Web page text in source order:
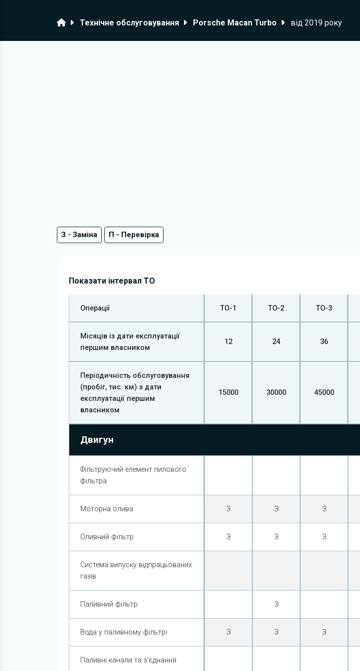
ГоловнаТехнічне обслуговування Porsche Macan Turbo від 2019 року
З - Заміна П - Перевірка
Показати інтервал ТО
Операції ТО-1 ТО-2 ТО-3
Місяців із дати експлуатації
першим власником
12 24 36
Періодичність обслуговування
(пробіг, тис. км) з дати
експлуатації першим
власником
15000 30000 45000
Двигун
Фільтруючий елемент пилового
фільтра
Моторна олива З З З
Оливний фільтр З З З
Система випуску відпрацьованих
газів
Паливний фільтр З
Вода у паливному фільтрі З З З
Паливні канали та з'єднання